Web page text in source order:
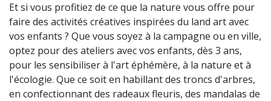
Et si vous profitiez de ce que la nature vous offre pour
faire des activités créatives inspirées du land art avec
vos enfants ? Que vous soyez à la campagne ou en ville,
optez pour des ateliers avec vos enfants, dès 3 ans,
pour les sensibiliser à l'art éphémère, à la nature et à
l'écologie. Que ce soit en habillant des troncs d'arbres,
en confectionnant des radeaux fleuris, des mandalas de